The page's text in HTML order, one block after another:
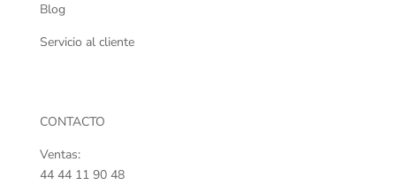
Blog
Servicio al cliente
CONTACTO
Ventas:
44 44 11 90 48